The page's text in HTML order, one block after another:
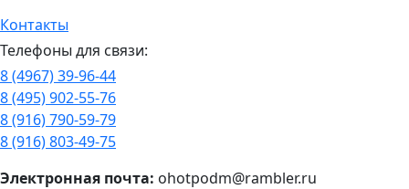
Контакты
Телефоны для связи:
8 (4967) 39-96-44
8 (495) 902-55-76
8 (916) 790-59-79
8 (916) 803-49-75
Электронная почта: ohotpodm@rambler.ru